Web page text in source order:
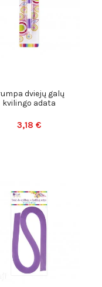
dviejų galų
kvilingo adata
3,18 €